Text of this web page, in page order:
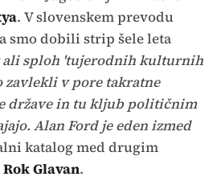
. V slovenskem prevodu
smo dobili strip šele leta
ali sploh 'tujerodnih kulturnih
zavlekli v pore takratne
države in tu kljub političnim
Alan Ford je eden izmed
katalog med drugim
Rok Glavan.